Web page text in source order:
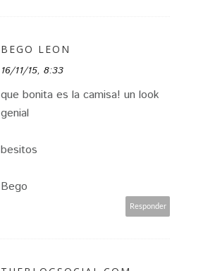
BEGO LEON
16/11/15, 8:33
que bonita es la camisa! un look
genial
besitos
Bego
Responder